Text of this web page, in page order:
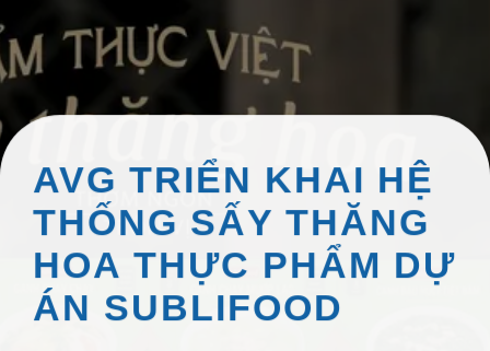
AVG TRIỂN KHAI HỆ
THỐNG SẤY THĂNG
HOA THỰC PHẨM DỰ
ÁN SUBLIFOOD